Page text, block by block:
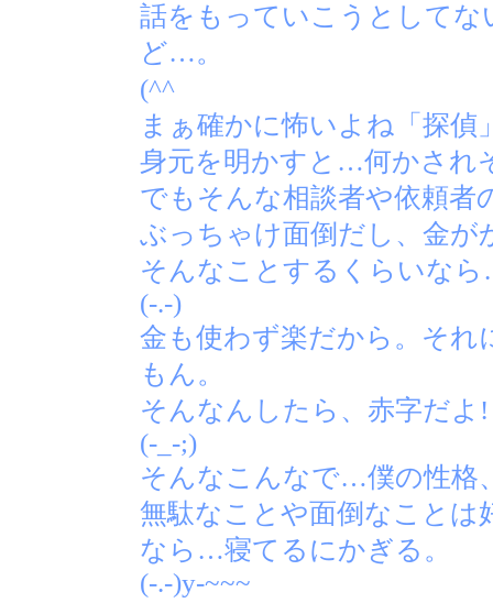
話をもっていこうとして
ど…。
(^^ゞ
まぁ確かに怖いよね「探偵
身元を明かすと…何かされ
でもそんな相談者や依頼
ぶっちゃけ面倒だし、金が
そんなことするくらいな
(-.-)
金も使わず楽だから。それ
もん。
そんなんしたら、赤字だよ!
(-_-;)
そんなこんなで…僕の性格
無駄なことや面倒なこと
なら…寝てるにかぎる。
(-.-)y-~~~